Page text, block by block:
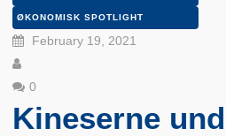
ØKONOMISK SPOTLIGHT
February 19, 2021
0
Kineserne